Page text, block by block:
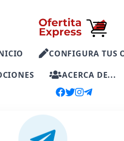
CONFIGURA TUS
ACERCA DE...